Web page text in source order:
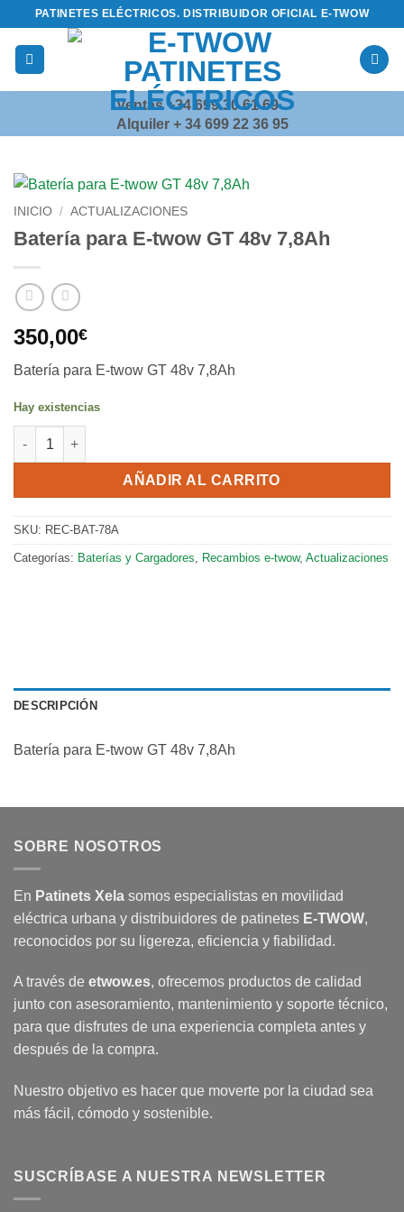
Saltar
al
contenido
PATINETES ELÉCTRICOS. DISTRIBUIDOR OFICIAL E-TWOW
Ventas +34 699 30 61 69
Alquiler + 34 699 22 36 95
INICIO / ACTUALIZACIONES
Batería para E-twow GT 48v 7,8Ah
350,00€
Batería para E-twow GT 48v 7,8Ah
Hay existencias
Batería para E-twow GT 48v 7,8Ah cantidad
AÑADIR AL CARRITO
SKU: REC-BAT-78A
Categorías: Baterías y Cargadores, Recambios e-twow, Actualizaciones
DESCRIPCIÓN
Batería para E-twow GT 48v 7,8Ah
SOBRE NOSOTROS
En Patinets Xela somos especialistas en movilidad
eléctrica urbana y distribuidores de patinetes E-TWOW,
reconocidos por su ligereza, eficiencia y fiabilidad.
A través de etwow.es, ofrecemos productos de calidad
junto con asesoramiento, mantenimiento y soporte técnico,
para que disfrutes de una experiencia completa antes y
después de la compra.
Nuestro objetivo es hacer que moverte por la ciudad sea
más fácil, cómodo y sostenible.
SUSCRÍBASE A NUESTRA NEWSLETTER